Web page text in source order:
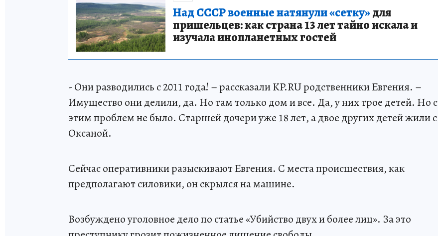
Над СССР военные натянули «сетку»для
пришельцев: как страна 13 лет тайно искала и
изучала инопланетных гостей
- Они разводились с 2011 года! – рассказали KP.RU родственники Евгения. –
Имущество они делили, да. Но там только дом и все. Да, у них трое детей. Но с
этим проблем не было. Старшей дочери уже 18 лет, а двое других детей жили с
Оксаной.
Сейчас оперативники разыскивают Евгения. С места происшествия, как
предполагают силовики, он скрылся на машине.
Возбуждено уголовное дело по статье «Убийство двух и более лиц». За это